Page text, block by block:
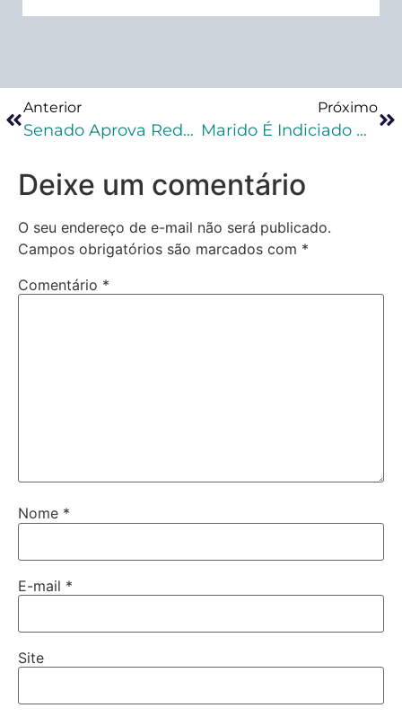
Anterior
Senado Aprova Redução De Pena De Preso Que Frequentar Curso Para Reintegração
Próximo
Marido É Indiciado Por Causar A Morte Da Esposa Com Cerveja Envenenada
Deixe um comentário
O seu endereço de e-mail não será publicado.
Campos obrigatórios são marcados com *
Comentário *
Nome *
E-mail *
Site